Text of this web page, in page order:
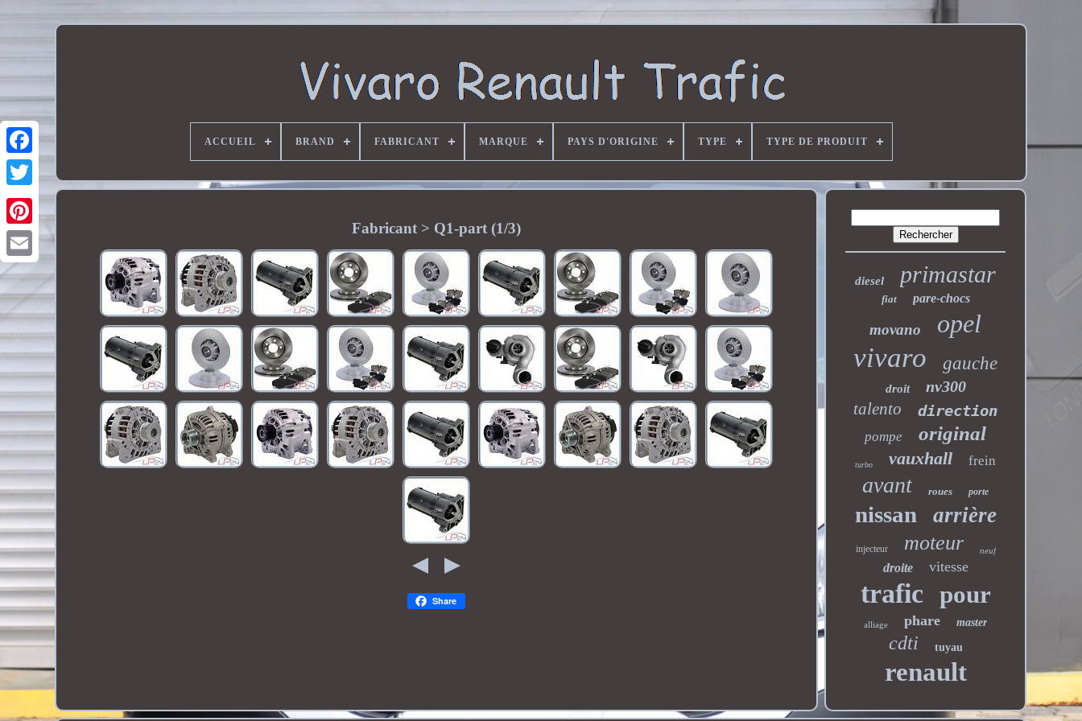
ACCUEIL BRAND FABRICANT MARQUE PAYS D'ORIGINE TYPE TYPE DE PRODUIT
Fabricant > Q1-part (1/3)
Share
diesel primastar
fiat pare-chocs
movano opel
vivaro gauche
droit nv300
talento direction
pompe original
turbo vauxhall frein
avant roues porte
nissan arrière
injecteur moteur neuf
droite vitesse
trafic pour
alliage phare master
cdti tuyau
renault